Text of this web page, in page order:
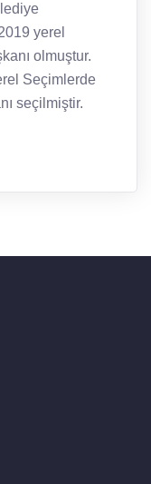
yerel
olmuştur.
Seçimlerde
seçilmiştir.